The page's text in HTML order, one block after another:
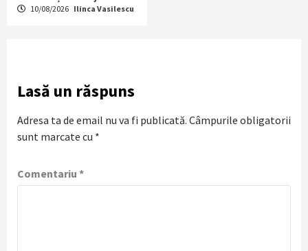
10/08/2026 Ilinca Vasilescu
Lasă un răspuns
Adresa ta de email nu va fi publicată. Câmpurile obligatorii
sunt marcate cu *
Comentariu *